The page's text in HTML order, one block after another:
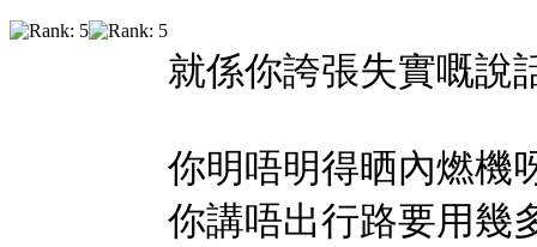
就係你誇張失實嘅說
你明唔明得晒內燃機
你講唔出行路要用幾